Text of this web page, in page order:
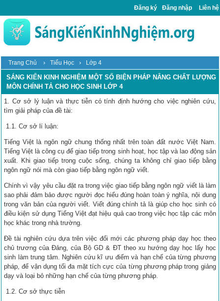
Đăng ký Đăng nhập Liên hệ
Trang Chủ › Tiểu Học › Lớp 4
SÁNG KIẾN KINH NGHIỆM MỘT SỐ BIỆN PHÁP NÂNG CHẤT LƯỢNG
MÔN CHÍNH TẢ CHO HỌC SINH LỚP 4
1. Cơ sở lý luận và thực tiễn có tính định hướng cho việc nghiên cứu,
tìm giải pháp của đề tài:
1.1. Cơ sở lí luận:
Tiếng Việt là ngôn ngữ chung thống nhất trên toàn đất nước Việt Nam.
Tiếng Việt là công cụ để giao tiếp trong sinh hoạt, học tập và lao động sản
xuất. Khi giao tiếp trong cuộc sống, chúng ta không chỉ giao tiếp bằng
ngôn ngữ nói mà còn giao tiếp bằng ngôn ngữ viết.
Chính vì vậy yêu cầu đặt ra trong việc giao tiếp bằng ngôn ngữ viết là làm
sao phải đảm bảo được người đọc hiểu đúng hoàn toàn ý nghĩa, nội dung
trong văn bản của người viết. Viết đúng chính tả là giúp cho học sinh có
điều kiện sử dụng Tiếng Việt đạt hiệu quả cao trong việc học tập các môn
học khác trong nhà trường.
Đề tài nghiên cứu dựa trên việc đổi mới các phương pháp dạy học theo
chủ trương của Đảng, của Bộ GD & ĐT theo xu hướng dạy học lấy học
sinh làm trung tâm. Nghiên cứu kĩ ưu điểm và hạn chế của từng phương
pháp, để vận dụng tối đa mặt tích cực của từng phương pháp trong giảng
dạy và loại bỏ những hạn chế của từng phương pháp.
1.2. Cơ sở thực tiễn